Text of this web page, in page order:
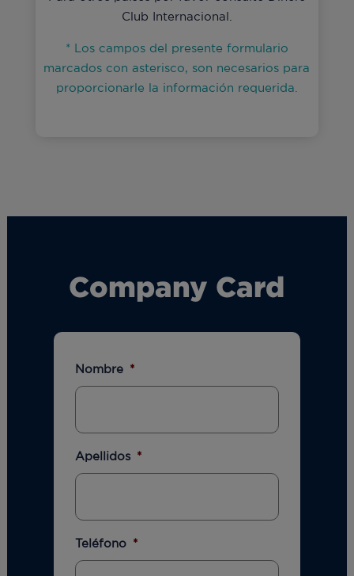
Club Internacional.
* Los campos del presente formulario
marcados con asterisco, son necesarios para
proporcionarle la información requerida.
Company Card
Nombre *
Apellidos *
Teléfono *